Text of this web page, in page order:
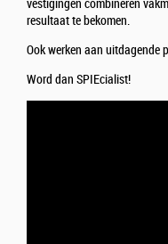
vestigingen combineren
resultaat te bekomen.
Ook werken aan uitdagende
Word dan SPIEcialist!